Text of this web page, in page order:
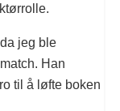
jeg ble
Han
til å løfte boken